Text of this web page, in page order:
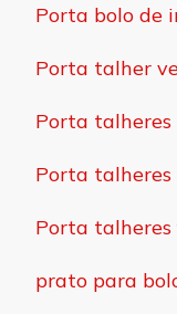
Porta bolo de
Porta talher
Porta talheres
Porta
Porta talheres
prato para